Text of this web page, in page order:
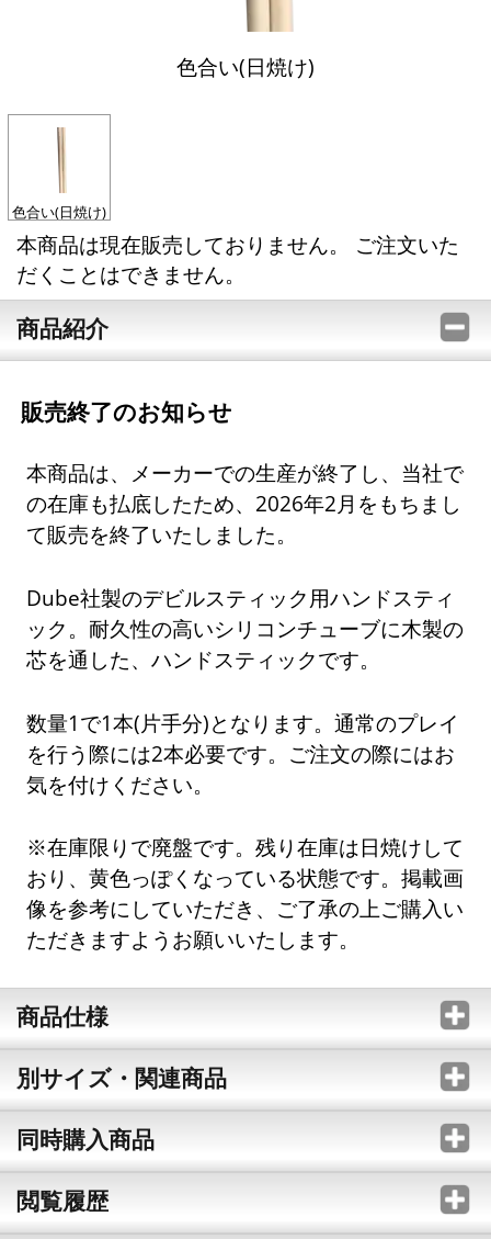
色合い(日焼け)
色合い(日焼け)
本商品は現在販売しておりません。 ご注文いた
だくことはできません。
商品紹介
販売終了のお知らせ
本商品は、メーカーでの生産が終了し、当社で
の在庫も払底したため、2026年2月をもちまし
て販売を終了いたしました。
Dube社製のデビルスティック用ハンドスティ
ック。耐久性の高いシリコンチューブに木製の
芯を通した、ハンドスティックです。
数量1で1本(片手分)となります。通常のプレイ
を行う際には2本必要です。ご注文の際にはお
気を付けください。
※在庫限りで廃盤です。残り在庫は日焼けして
おり、黄色っぽくなっている状態です。掲載画
像を参考にしていただき、ご了承の上ご購入い
ただきますようお願いいたします。
商品仕様
別サイズ・関連商品
同時購入商品
閲覧履歴